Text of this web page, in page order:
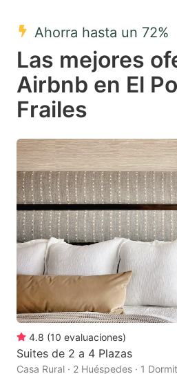
key
to
get
the
keyboard
shortcuts
for
changing
dates.
Ahorra hasta un 72%
Las mejores
Airbnb en El
Frailes
4.8 (10 evaluaciones)
Suites de 2 a 4 Plazas
Casa Rural · 2 Huéspedes · 1